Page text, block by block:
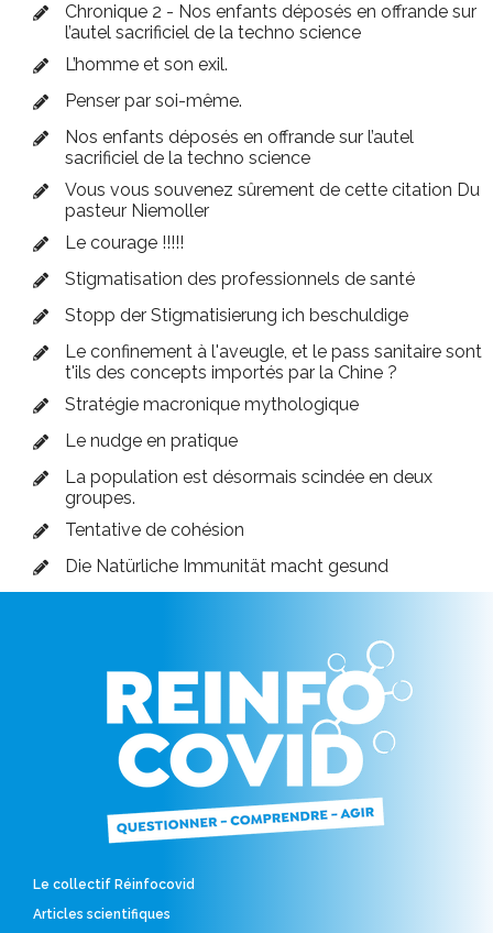
Chronique 2 - Nos enfants déposés en offrande sur
l’autel sacrificiel de la techno science
L’homme et son exil.
Penser par soi-même.
Nos enfants déposés en offrande sur l’autel
sacrificiel de la techno science
Vous vous souvenez sûrement de cette citation Du
pasteur Niemoller
Le courage !!!!!
Stigmatisation des professionnels de santé
Stopp der Stigmatisierung ich beschuldige
Le confinement à l'aveugle, et le pass sanitaire sont
t'ils des concepts importés par la Chine ?
Stratégie macronique mythologique
Le nudge en pratique
La population est désormais scindée en deux
groupes.
Tentative de cohésion
Die Natürliche Immunität macht gesund
Le collectif Réinfocovid
Articles scientifiques